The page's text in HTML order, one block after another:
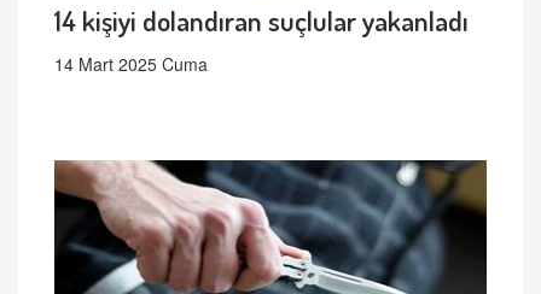
14 kişiyi dolandıran suçlular yakanladı
14 Mart 2025 Cuma